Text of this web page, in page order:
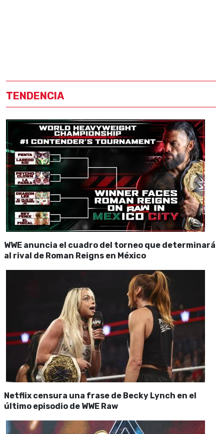
TENDENCIA
WWE anuncia el cuadro del torneo que determinará
al rival de Roman Reigns en México
Netflix censura una frase de Becky Lynch en el
último episodio de WWE Raw